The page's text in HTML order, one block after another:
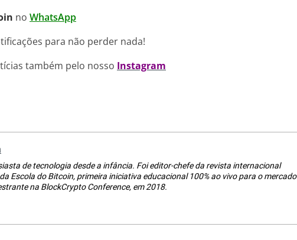
no WhatsApp
para não perder nada!
também pelo nosso Instagram
de tecnologia desde a infância. Foi editor-chefe da revista internacional
Escola do Bitcoin, primeira iniciativa educacional 100% ao vivo para o mercado
na BlockCrypto Conference, em 2018.